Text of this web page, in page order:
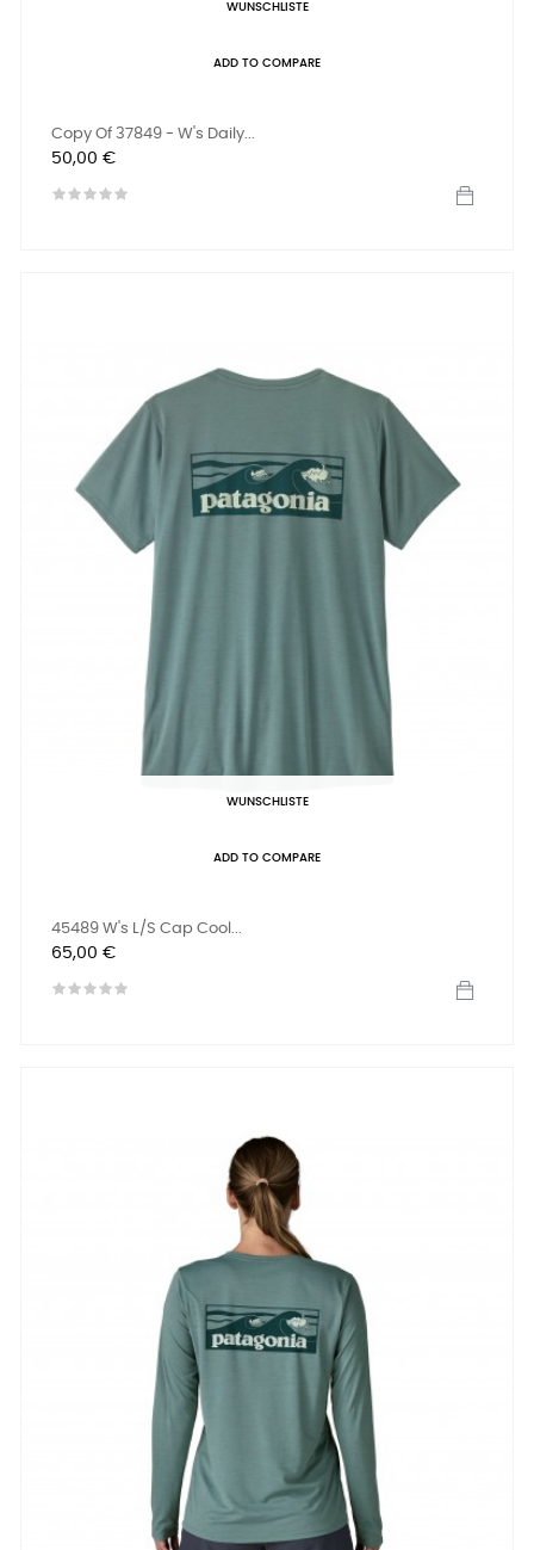
WUNSCHLISTE
ADD TO COMPARE
Copy Of 37849 - W's Daily...
Preis
50,00 €
WUNSCHLISTE
ADD TO COMPARE
45489 W's L/S Cap Cool...
Preis
65,00 €